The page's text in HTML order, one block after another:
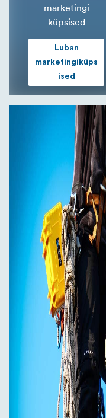
marketingi
küpsised
Luban
marketingiküps
ised